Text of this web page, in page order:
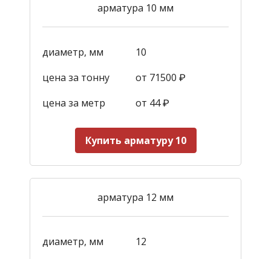
арматура 10 мм
диаметр, мм
10
цена за тонну
от 71500 ₽
цена за метр
от 44₽
Купить арматуру 10
арматура 12 мм
диаметр, мм
12